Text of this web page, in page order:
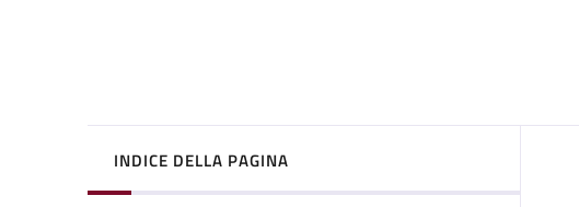
INDICE DELLA PAGINA